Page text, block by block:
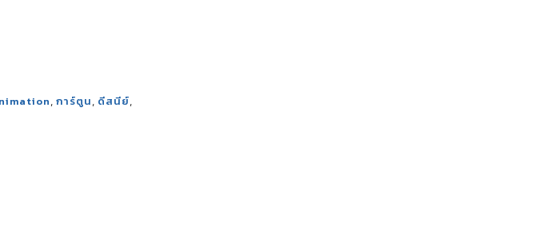
, การ์ตูน, ดีสนีย์,